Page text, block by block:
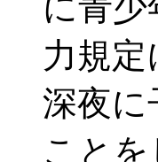
に青
力規
深夜に
こと